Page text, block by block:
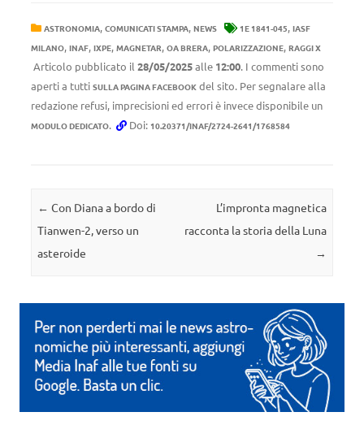
ASTRONOMIA, COMUNICATI STAMPA, NEWS 1E 1841-045, IASF
MILANO, INAF, IXPE, MAGNETAR, OA BRERA, POLARIZZAZIONE, RAGGI X
Articolo pubblicato il 28/05/2025alle 12:00. I commenti sono
aperti a tutti SULLA PAGINA FACEBOOK del sito. Per segnalare alla
redazione refusi, imprecisioni ed errori è invece disponibile un
MODULO DEDICATO. Doi: 10.20371/INAF/2724-2641/1768584
Navigazione articolo
← Con Diana a bordo di
Tianwen-2, verso un
asteroide
L’impronta magnetica
racconta la storia della Luna
→